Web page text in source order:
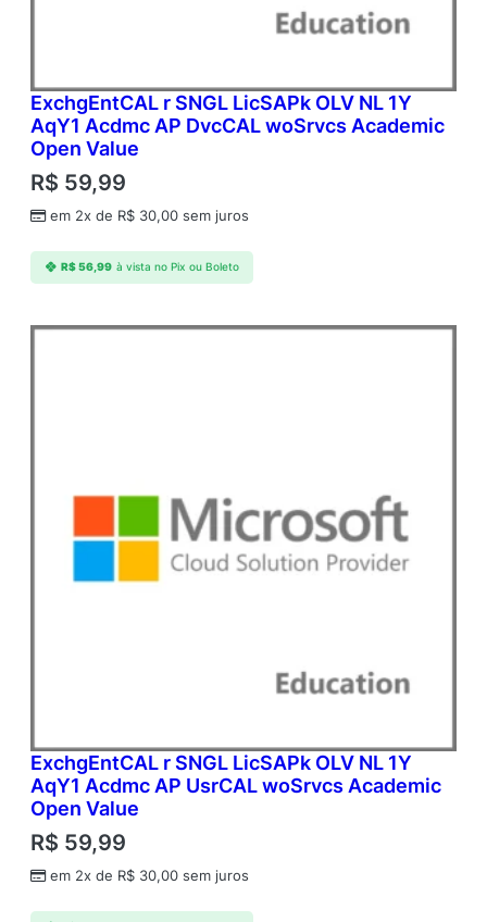
ExchgEntCAL r SNGL LicSAPk OLV NL 1Y
AqY1 Acdmc AP DvcCAL woSrvcs Academic
Open Value
R$ 59,99
em 2x de R$ 30,00 sem juros
R$56,99 à vista no Pix ou Boleto
ExchgEntCAL r SNGL LicSAPk OLV NL 1Y
AqY1 Acdmc AP UsrCAL woSrvcs Academic
Open Value
R$ 59,99
em 2x de R$ 30,00 sem juros